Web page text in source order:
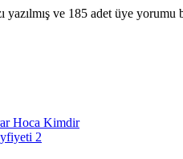
yazılmış ve 185 adet üye yorumu
Hoca Kimdir
2